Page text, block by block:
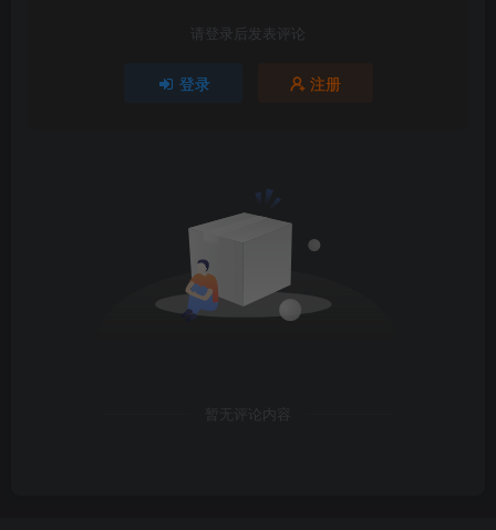
请登录后发表评论
登录 注册
暂无评论内容